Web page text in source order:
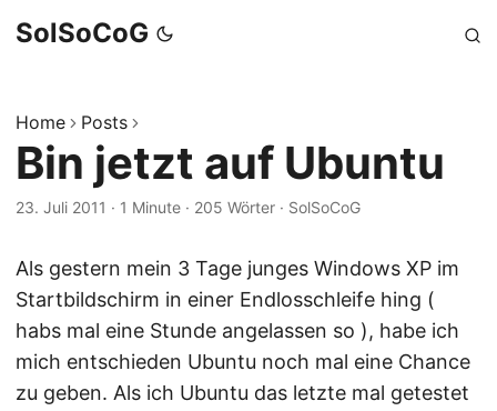
SolSoCoG
Home Posts
Bin jetzt auf Ubuntu
23. Juli 2011 · 1 Minute · 205 Wörter · SolSoCoG
Als gestern mein 3 Tage junges Windows XP im
Startbildschirm in einer Endlosschleife hing (
habs mal eine Stunde angelassen so ), habe ich
mich entschieden Ubuntu noch mal eine Chance
zu geben. Als ich Ubuntu das letzte mal getestet